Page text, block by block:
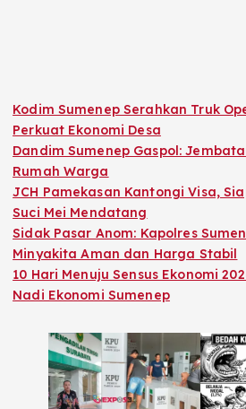
Kodim Sumenep Serahkan Truk
Perkuat Ekonomi Desa
Dandim Sumenep Gaspol:
Rumah Warga
JCH Pamekasan Kantongi Visa,
Suci Mei Mendatang
Sidak Pasar Anom: Kapolres
Minyakita Aman dan Harga Stabil
10 Hari Menuju Sensus Ekonomi
Nadi Ekonomi Sumenep